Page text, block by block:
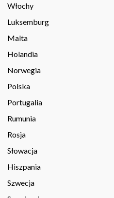
Włochy
Luksemburg
Malta
Holandia
Norwegia
Polska
Portugalia
Rumunia
Rosja
Słowacja
Hiszpania
Szwecja